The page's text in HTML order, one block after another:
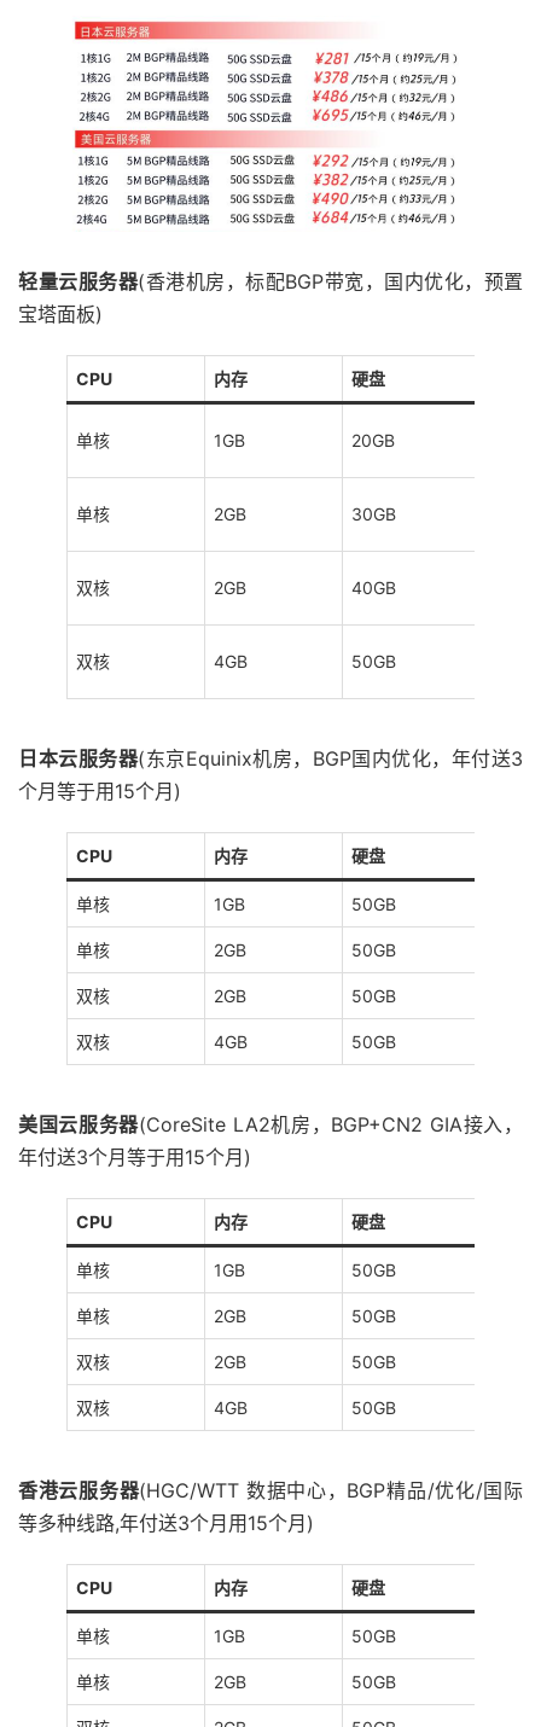
轻量云服务器(香港机房，标配BGP带宽，国内优化，预置
宝塔面板)
CPU 内存 硬盘
单核 1GB 20GB
单核 2GB 30GB
双核 2GB 40GB
双核 4GB 50GB
日本云服务器(东京Equinix机房，BGP国内优化，年付送3
个月等于用15个月)
CPU 内存 硬盘
单核 1GB 50GB
单核 2GB 50GB
双核 2GB 50GB
双核 4GB 50GB
美国云服务器(CoreSite LA2机房，BGP+CN2 GIA接入，
年付送3个月等于用15个月)
CPU 内存 硬盘
单核 1GB 50GB
单核 2GB 50GB
双核 2GB 50GB
双核 4GB 50GB
香港云服务器(HGC/WTT 数据中心，BGP精品/优化/国际
等多种线路,年付送3个月用15个月)
CPU 内存 硬盘
单核 1GB 50GB
单核 2GB 50GB